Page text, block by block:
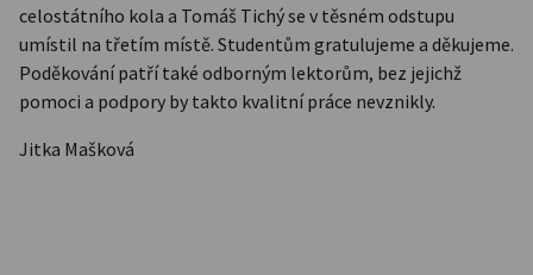
celostátního kola a Tomáš Tichý se v těsném odstupu
umístil na třetím místě. Studentům gratulujeme a děkujeme.
Poděkování patří také odborným lektorům, bez jejichž
pomoci a podpory by takto kvalitní práce nevznikly.
Jitka Mašková